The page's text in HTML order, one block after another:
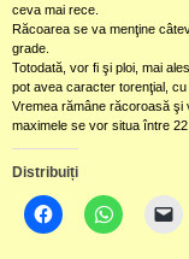
ceva mai rece.
Răcoarea se va menţine
grade.
Totodată, vor fi şi ploi, mai
pot avea caracter torenţial,
Vremea rămâne răcoroasă şi
maximele se vor situa între 22
Distribuiți